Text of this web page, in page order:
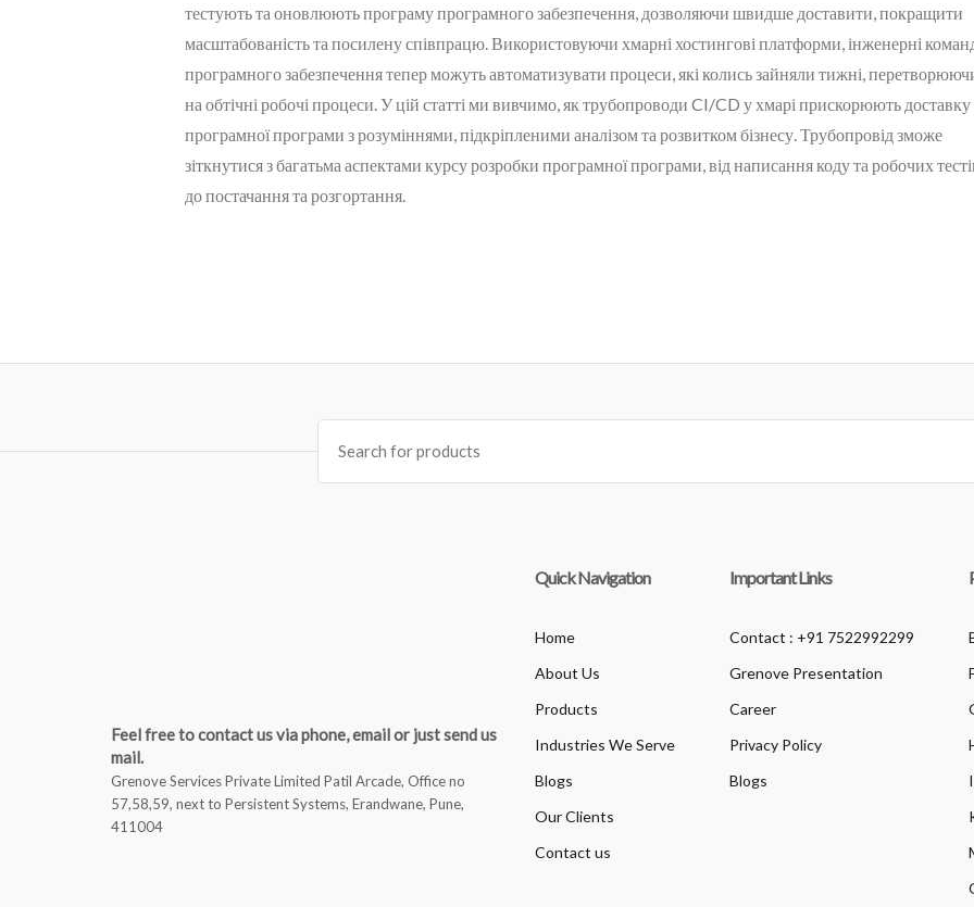
тестують та оновлюють програму програмного забезпечення, дозволяючи швидше доставити, покращити
масштабованість та посилену співпрацю. Використовуючи хмарні хостингові платформи, інженерні
програмного забезпечення тепер можуть автоматизувати процеси, які колись зайняли тижні,
на обтічні робочі процеси. У цій статті ми вивчимо, як трубопроводи CI/CD у хмарі прискорюють доставку
програмної програми з розуміннями, підкріпленими аналізом та розвитком бізнесу. Трубопровід зможе
зіткнутися з багатьма аспектами курсу розробки програмної програми, від написання коду та робочих
до постачання та розгортання.
Search
for:
Feel free to contact us via phone, email or just send us
mail.
Grenove Services Private Limited Patil Arcade, Office no
57,58,59, next to Persistent Systems, Erandwane, Pune,
411004
Quick Navigation
Home
About Us
Products
Industries We Serve
Blogs
Our Clients
Contact us
Important Links
Contact : +91 7522992299
Grenove Presentation
Career
Privacy Policy
Blogs